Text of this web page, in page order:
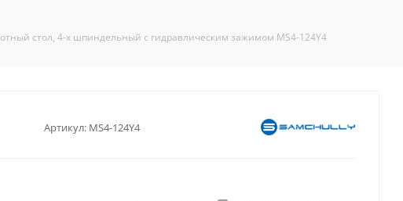
стол, 4-х шпиндельный с гидравлическим зажимом MS4-124Y4
Артикул: MS4-124Y4